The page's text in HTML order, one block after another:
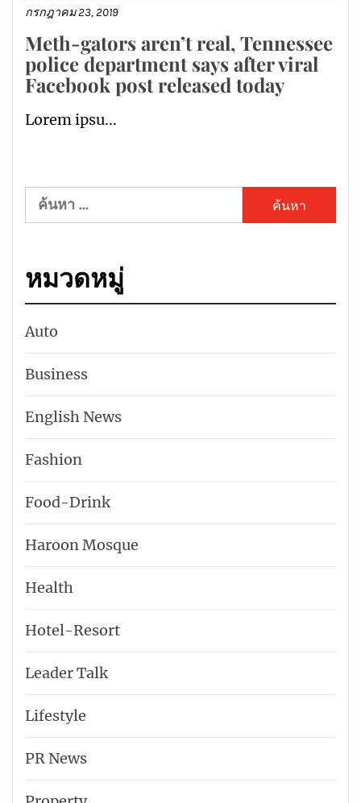
กรกฎาคม 23, 2019
Meth-gators aren’t real, Tennessee
police department says after viral
Facebook post released today
Lorem ipsu...
ค้นหา
สำหรับ:
หมวดหมู่
Auto
Business
English News
Fashion
Food-Drink
Haroon Mosque
Health
Hotel-​Resort
Leader Talk
Lifestyle
PR News